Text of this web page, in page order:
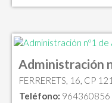
Administración
FERRERETS, 16, CP
Teléfono: 964360856